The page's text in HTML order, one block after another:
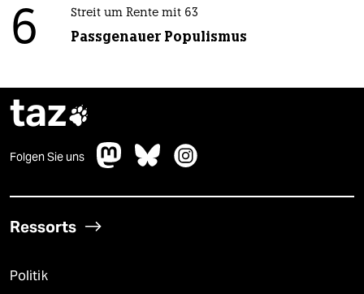
6 Streit um Rente mit 63
Passgenauer Populismus
taz
Folgen Sie uns
Ressorts
Politik